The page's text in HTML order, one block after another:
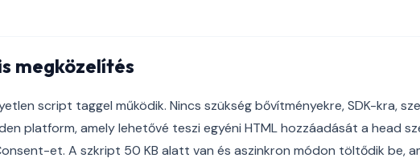
megközelítés
script taggel működik. Nincs szükség bővítményekre, SDK-kra,
platform, amely lehetővé teszi egyéni HTML hozzáadását a head
et. A szkript 50 KB alatt van és aszinkron módon töltődik be,